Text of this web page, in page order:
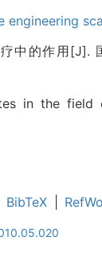
engineering
中的作用[J].
in the
BibTeX